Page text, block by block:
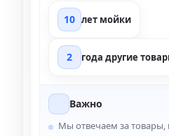
10 лет мойки
2 года другие
Важно
Мы отвечаем за товары,